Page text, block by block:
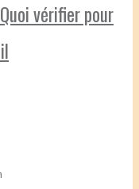
vérifier pour